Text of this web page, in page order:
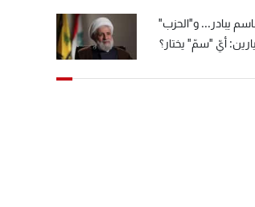
يبادر... و"الحزب"
أيّ "سمّ" يختار؟